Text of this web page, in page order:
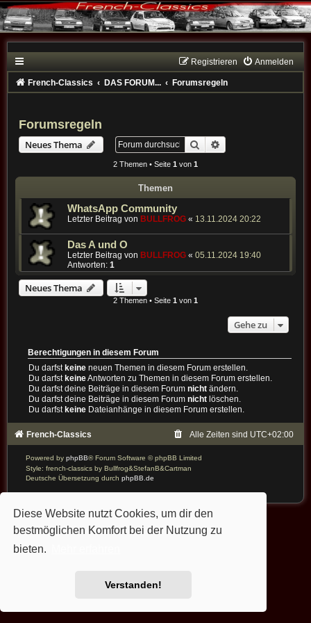
Diese Website nutzt Cookies, um dir den
bestmöglichen Komfort bei der Nutzung zu
bieten.
Verstanden!
Anmelden
Registrieren
French-Classics DAS FORUM... Forumsregeln
Forumsregeln
Neues Thema Suche
2 Themen • Seite 1 von 1
Themen
WhatsApp Community
Letzter Beitrag von BULLFROG« 13.11.2024 20:22
Das A und O
Letzter Beitrag von BULLFROG« 05.11.2024 19:40
Antworten: 1
Neues Thema
2 Themen • Seite 1 von 1
Gehe zu
Berechtigungen in diesem Forum
Du darfstkeine neuen Themen in diesem Forum erstellen.
Du darfstkeineAntworten zu Themen in diesem Forum erstellen.
Du darfst deine Beiträge in diesem Forumnicht ändern.
Du darfst deine Beiträge in diesem Forumnicht löschen.
Du darfstkeine Dateianhänge in diesem Forum erstellen.
French-Classics Alle Zeiten sind UTC+02:00
Powered by phpBB® Forum Software © phpBB Limited
Style: french-classics by Bullfrog&StefanB&Cartman
Deutsche Übersetzung durch phpBB.de